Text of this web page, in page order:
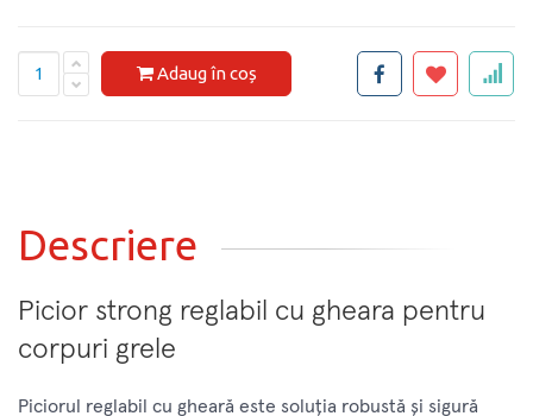
Adaug în coș
Descriere
Picior strong reglabil cu gheara pentru
corpuri grele
Piciorul reglabil cu gheară este soluția robustă și sigură